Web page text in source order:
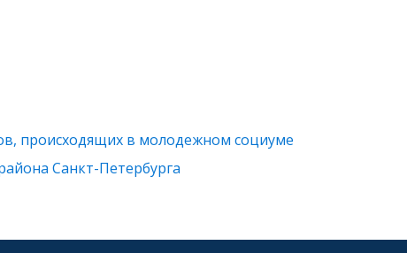
происходящих в молодежном социуме
Санкт-Петербурга